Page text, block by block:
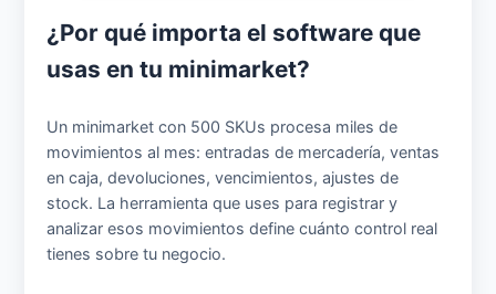
¿Por qué importa el software que
usas en tu minimarket?
Un minimarket con 500 SKUs procesa miles de
movimientos al mes: entradas de mercadería, ventas
en caja, devoluciones, vencimientos, ajustes de
stock. La herramienta que uses para registrar y
analizar esos movimientos define cuánto control real
tienes sobre tu negocio.